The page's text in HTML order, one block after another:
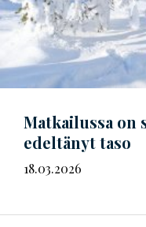
Matkailussa on
edeltänyt taso
18.03.2026